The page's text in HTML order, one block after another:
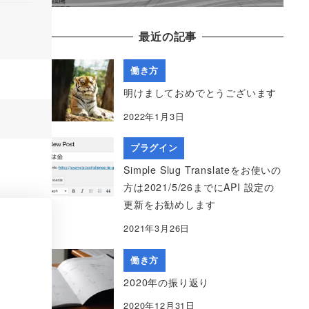
最近の記事
働き方
明けましておめでとうございます
2022年1月3日
プラグイン
Simple Slug Translateをお使いの
方は2021/5/26までにAPI 設定の
更新をお勧めします
2021年3月26日
働き方
2020年の振り返り
2020年12月31日